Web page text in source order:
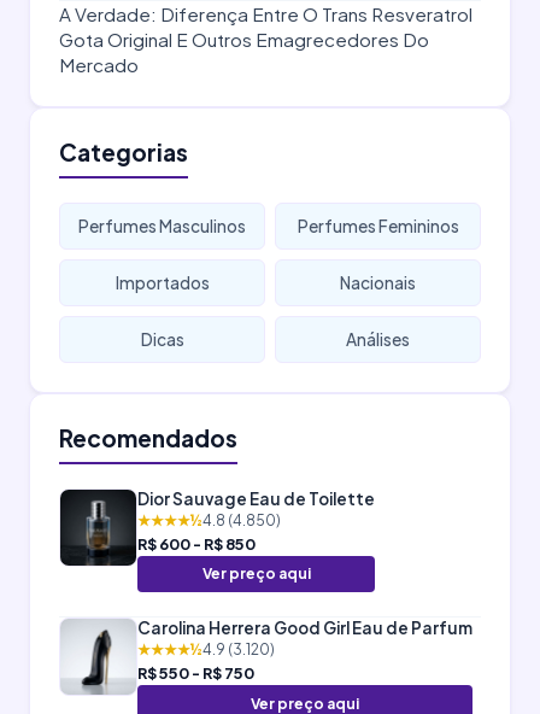
A Verdade: Diferença Entre O Trans Resveratrol
Gota Original E Outros Emagrecedores Do
Mercado
Categorias
Perfumes Masculinos Perfumes Femininos
Importados Nacionais
Dicas Análises
Recomendados
Dior Sauvage Eau de Toilette
★★★★½4.8 (4.850)
R$ 600 - R$ 850
Ver preço aqui
Carolina Herrera Good Girl Eau de Parfum
★★★★½4.9 (3.120)
R$ 550 - R$ 750
Ver preço aqui